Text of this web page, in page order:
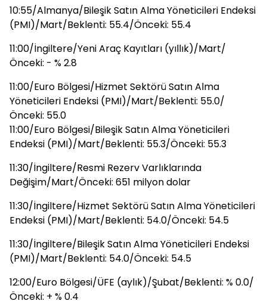
10:55/Almanya/Bileşik Satın Alma Yöneticileri Endeksi
(PMI)/Mart/Beklenti: 55.4/Önceki: 55.4
11:00/İngiltere/Yeni Araç Kayıtları (yıllık)/Mart/
Önceki: - % 2.8
11:00/Euro Bölgesi/Hizmet Sektörü Satın Alma
Yöneticileri Endeksi (PMI)/Mart/Beklenti: 55.0/
Önceki: 55.0
11:00/Euro Bölgesi/Bileşik Satın Alma Yöneticileri
Endeksi (PMI)/Mart/Beklenti: 55.3/Önceki: 55.3
11:30/İngiltere/Resmi Rezerv Varlıklarında
Değişim/Mart/Önceki: 651 milyon dolar
11:30/İngiltere/Hizmet Sektörü Satın Alma Yöneticileri
Endeksi (PMI)/Mart/Beklenti: 54.0/Önceki: 54.5
11:30/İngiltere/Bileşik Satın Alma Yöneticileri Endeksi
(PMI)/Mart/Beklenti: 54.0/Önceki: 54.5
12:00/Euro Bölgesi/ÜFE (aylık)/Şubat/Beklenti: % 0.0/
Önceki: + % 0.4